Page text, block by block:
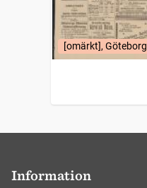
[omärkt], Göteborg
Information